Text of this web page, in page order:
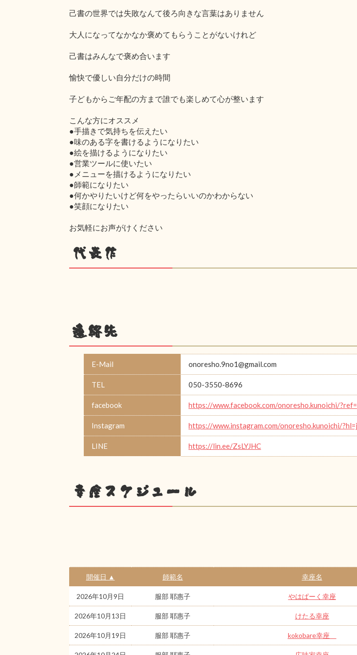
己書の世界では失敗なんて後ろ向きな言葉はありません
大人になってなかなか褒めてもらうことがないけれど
己書はみんなで褒め合います
愉快で優しい自分だけの時間
子どもからご年配の方まで誰でも楽しめて心が整います
こんな方にオススメ
●手描きで気持ちを伝えたい
●味のある字を書けるようになりたい
●絵を描けるようになりたい
●営業ツールに使いたい
●メニューを描けるようになりたい
●師範になりたい
●何かやりたいけど何をやったらいいのかわからない
●笑顔になりたい
お気軽にお声がけください
代表作
連絡先
E-Mail onoresho.9no1@gmail.com
TEL 050-3550-8696
facebook https://www.facebook.com/onoresho.kunoichi/
Instagram https://www.instagram.com/onoresho.kunoichi/
LINE https://lin.ee/ZsLYJHC
幸座スケジュール
開催日 ▲ 師範名 幸座名
2026年10月9日 服部 耶惠子 やはぱーく幸座
2026年10月13日 服部 耶惠子 けたる幸座
2026年10月19日 服部 耶惠子 kokobare幸座